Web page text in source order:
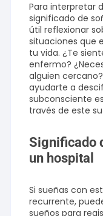
Para interpretar
significado de
útil reflexionar
situaciones que
tu vida. ¿Te
enfermo?
alguien
ayudarte a
subconsciente
través de este
Significado
un hospital
Si sueñas con
recurrente,
sueños para